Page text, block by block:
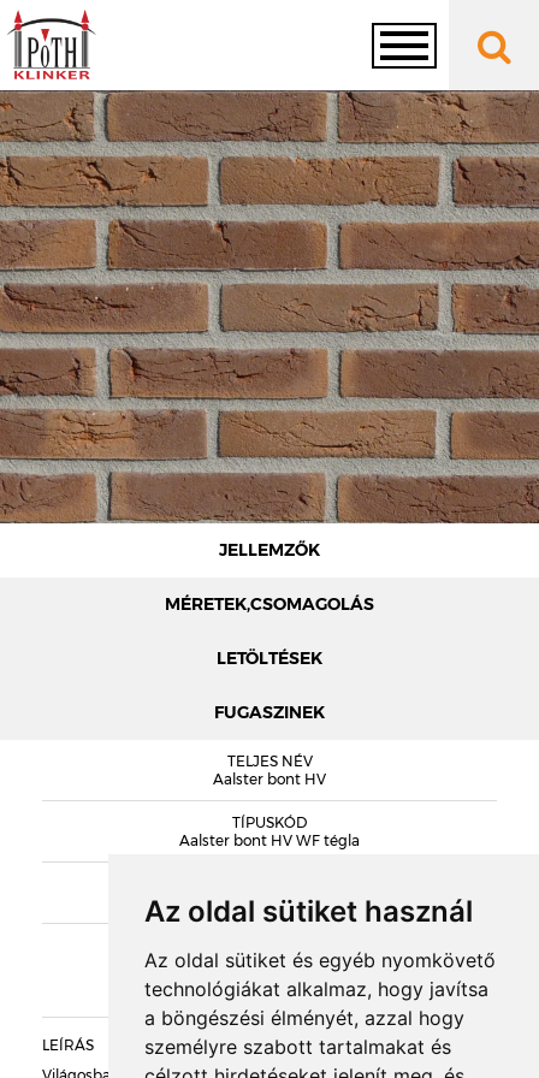
Az oldal sütiket használ
Az oldal sütiket és egyéb nyomkövető
technológiákat alkalmaz, hogy javítsa
a böngészési élményét, azzal hogy
személyre szabott tartalmakat és
Toggle
navigation
JELLEMZŐK
MÉRETEK,CSOMAGOLÁS
LETÖLTÉSEK
FUGASZINEK
TELJES NÉV
Aalster bont HV
TÍPUSKÓD
Aalster bont HV WF tégla
Rijswaard Handmade
LEÍRÁS
MÉRETEK
TÖMEG
RAKLAPTÖMEG
DARABSÚLY
RIJSWAARD KATALÓGUS